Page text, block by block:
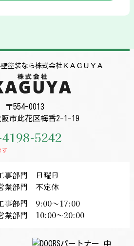
塗装なら株式会社ＫＡＧＵＹＡ
〒554-0013
阪市此花区梅香2-1-19
5242
事部門 日曜日
業部門 不定休
事部門 9:00～17:00
業部門 10:00～20:00